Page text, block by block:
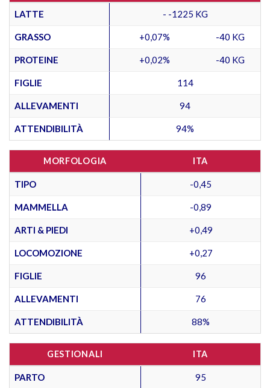
LATTE - -1225 KG
GRASSO +0,07% -40 KG
PROTEINE +0,02% -40 KG
FIGLIE 114
ALLEVAMENTI 94
ATTENDIBILITÀ 94%
MORFOLOGIA ITA
TIPO -0,45
MAMMELLA -0,89
ARTI & PIEDI +0,49
LOCOMOZIONE +0,27
FIGLIE 96
ALLEVAMENTI 76
ATTENDIBILITÀ 88%
GESTIONALI ITA
PARTO 95